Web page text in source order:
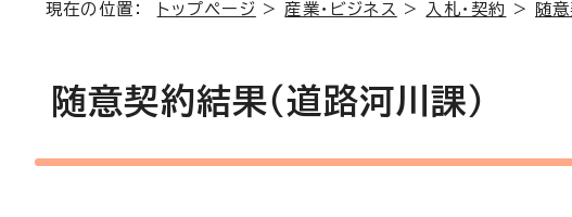
現在の位置： トップページ > 産業・ビジネス > 入札・契約 > 随
随意契約結果（道路河川課）